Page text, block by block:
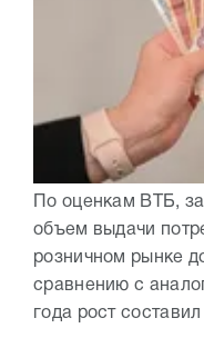
По оценкам ВТБ,
объем выдачи
розничном рынке
сравнению с
года рост